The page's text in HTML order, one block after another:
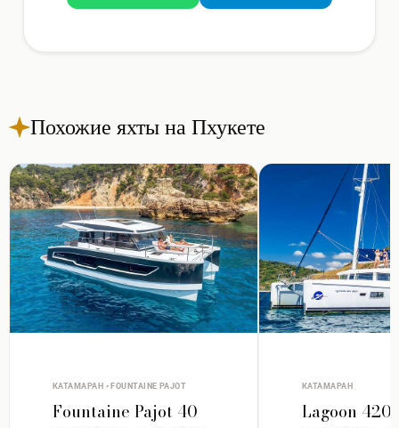
Похожие яхты на Пхукете
КАТАМАРАН • FOUNTAINE PAJOT
Fountaine Pajot 40
КАТАМАРАН
Lagoon 420